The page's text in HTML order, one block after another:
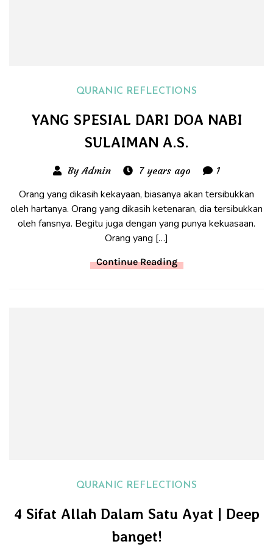
QURANIC REFLECTIONS
YANG SPESIAL DARI DOA NABI
SULAIMAN A.S.
By Admin 7 years ago 1
Orang yang dikasih kekayaan, biasanya akan tersibukkan
oleh hartanya. Orang yang dikasih ketenaran, dia tersibukkan
oleh fansnya. Begitu juga dengan yang punya kekuasaan.
Orang yang […]
Continue Reading
QURANIC REFLECTIONS
4 Sifat Allah Dalam Satu Ayat | Deep
banget!